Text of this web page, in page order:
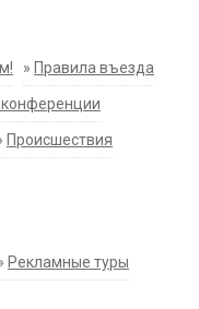
» Правила въезда
конференции
Происшествия
Рекламные туры